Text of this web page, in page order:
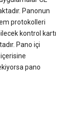
Panonun
protokolleri
kontrol kartı
Pano içi
pano